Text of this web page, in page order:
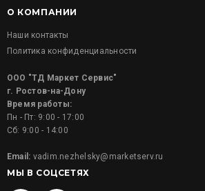
О КОМПАНИИ
Наши контакты
Политика конфиденциальности
ООО "ТД Маркет Сервис"
г. Ростов-на-Дону
Время работы:
Пн - Пт: 9:00 - 17:00
Сб: 9:00 - 14:00
Email: vadim.nezhelsky@marketserv.ru
МЫ В СОЦСЕТЯХ